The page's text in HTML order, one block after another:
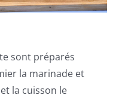
sont préparés
la marinade et
la cuisson le